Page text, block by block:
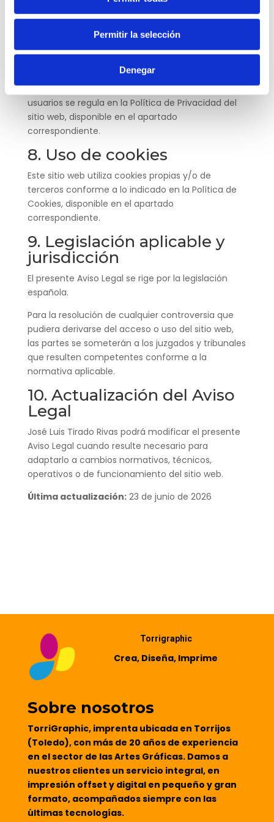
Permitir la selección
Denegar
a los contenidos y condiciones de uso de dichos
sitios web de terceros.
7. Protección de datos
El tratamiento de los datos personales de los
usuarios se regula en la Política de Privacidad del
sitio web, disponible en el apartado
correspondiente.
8. Uso de cookies
Este sitio web utiliza cookies propias y/o de
terceros conforme a lo indicado en la Política de
Cookies, disponible en el apartado
correspondiente.
9. Legislación aplicable y
jurisdicción
El presente Aviso Legal se rige por la legislación
española.
Para la resolución de cualquier controversia que
pudiera derivarse del acceso o uso del sitio web,
las partes se someterán a los juzgados y tribunales
que resulten competentes conforme a la
normativa aplicable.
10. Actualización del Aviso
Legal
José Luis Tirado Rivas podrá modificar el presente
Aviso Legal cuando resulte necesario para
adaptarlo a cambios normativos, técnicos,
operativos o de funcionamiento del sitio web.
Última actualización:23 de junio de 2026
Torrigraphic
Crea, Diseña, Imprime
Sobre nosotros
TorriGraphic, imprenta ubicada en Torrijos
(Toledo), con más de 20 años de experiencia
en el sector de las Artes Gráficas. Damos a
nuestros clientes un servicio integral, en
impresión offset y digital en pequeño y gran
formato, acompañados siempre con las
últimas tecnologías.